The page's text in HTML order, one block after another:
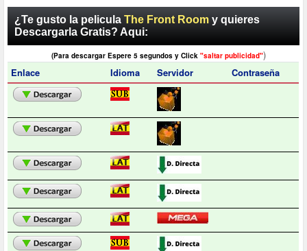
¿Te gusto la peliculaThe Front Room y quieres
Descargarla Gratis? Aqui:
(Para descargar Espere 5 segundos y Click "saltar publicidad")
Enlace
Idioma Servidor Contraseña